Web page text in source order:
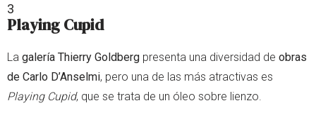
3
Playing Cupid
La galería Thierry Goldberg presenta una diversidad de obras
de Carlo D’Anselmi, pero una de las más atractivas es
Playing Cupid, que se trata de un óleo sobre lienzo.